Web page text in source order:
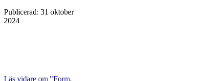
Publicerad: 31 oktober
2024
Läs vidare om "Form,